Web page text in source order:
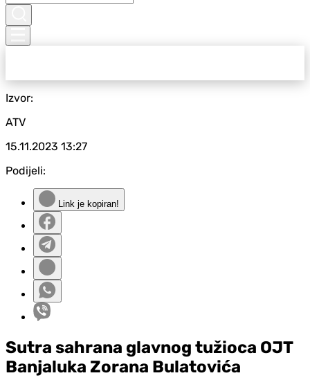
Izvor:
ATV
15.11.2023 13:27
Podijeli:
Link je kopiran!
Sutra sahrana glavnog tužioca OJT
Banjaluka Zorana Bulatovića